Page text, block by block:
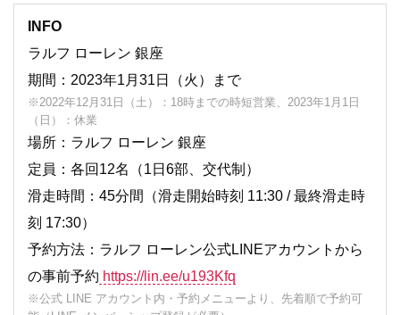
INFO
ラルフ ローレン 銀座
期間：2023年1月31日（火）まで
※2022年12月31日（土）：18時までの時短営業、2023年1月1日
（日）：休業
場所：ラルフ ローレン 銀座
定員：各回12名（1日6部、交代制）
滑走時間：45分間（滑走開始時刻 11:30 / 最終滑走時
刻 17:30）
予約方法：ラルフ ローレン公式LINEアカウントから
の事前予約 https://lin.ee/u193Kfq
※公式 LINE アカウント内・予約メニューより、先着順で予約可